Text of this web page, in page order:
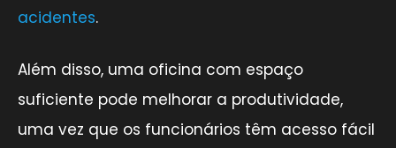
acidentes.
Além disso, uma oficina com espaço
suficiente pode melhorar a produtividade,
uma vez que os funcionários têm acesso fácil